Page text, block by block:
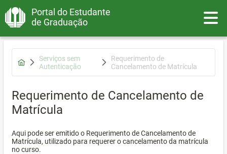
Portal do Estudante
de Graduação
Serviços sem
Autenticação
Requerimento de
Cancelamento de Matrícula
Requerimento de Cancelamento de
Matrícula
Aqui pode ser emitido o Requerimento de Cancelamento de
Matrícula, utilizado para requerer o cancelamento da matrícula
no curso.